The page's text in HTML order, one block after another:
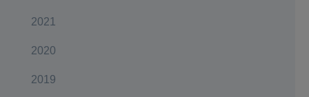
2021
2020
2019